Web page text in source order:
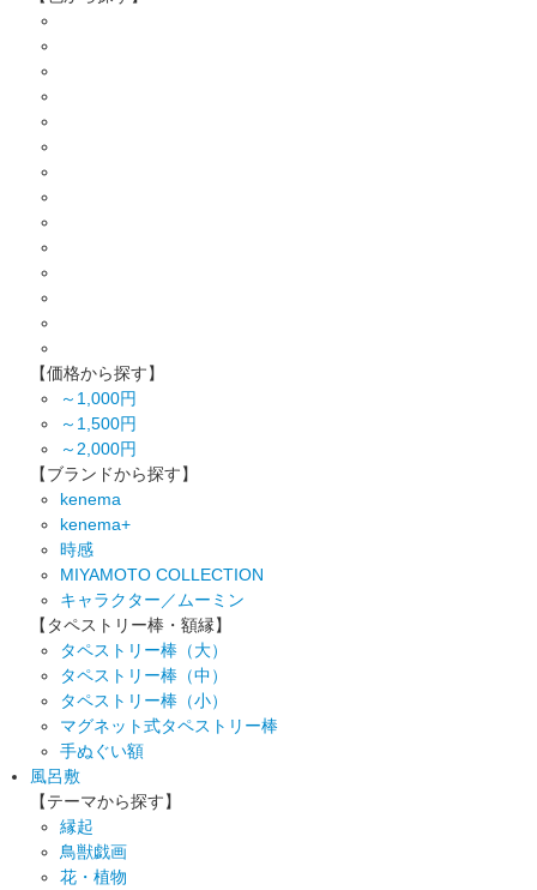
【価格から探す】
～1,000円
～1,500円
～2,000円
【ブランドから探す】
kenema
kenema+
時感
MIYAMOTO COLLECTION
キャラクター／ムーミン
【タペストリー棒・額縁】
タペストリー棒（大）
タペストリー棒（中）
タペストリー棒（小）
マグネット式タペストリー棒
手ぬぐい額
風呂敷
【テーマから探す】
縁起
鳥獣戯画
花・植物